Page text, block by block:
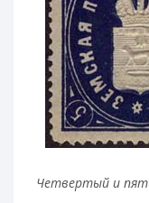
Четвертый и